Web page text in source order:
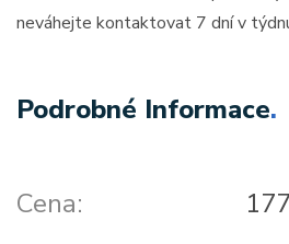
neváhejte kontaktovat 7 dní v
Podrobné Informace.
Cena: